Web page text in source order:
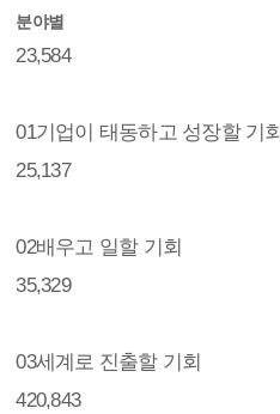
분야별
23,584
01기업이 태동하고 성장할 기회
25,137
02배우고 일할 기회
35,329
03세계로 진출할 기회
420,843